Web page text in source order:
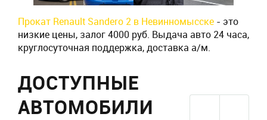
Прокат Renault Sandero 2 в Невинномысске - это
низкие цены, залог 4000 руб. Выдача авто 24 часа,
круглосуточная поддержка, доставка а/м.
ДОСТУПНЫЕ
АВТОМОБИЛИ